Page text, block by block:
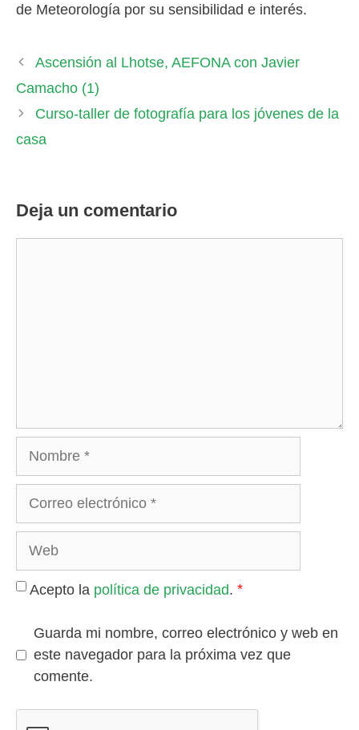
de Meteorología por su sensibilidad e interés.
Ascensión al Lhotse, AEFONA con Javier
Camacho (1)
Curso-taller de fotografía para los jóvenes de la
casa
Deja un comentario
Nombre
Acepto la política de privacidad. *
Guarda mi nombre, correo electrónico y web en
este navegador para la próxima vez que
comente.